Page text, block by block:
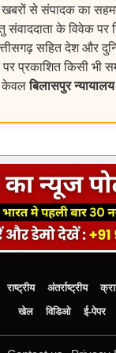
खबरों से संपादक का
संवाददाता के विवेक पर
सहित देश और
प्रकाशित किसी भी
केवलबिलासपुर न्यायालय
राष्ट्रीय अंतर्राष्ट्रीय
खेल
विडिओ ई-पेपर